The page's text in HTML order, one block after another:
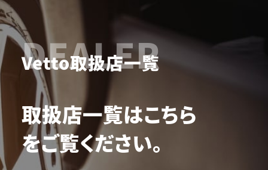
DEALER
Vetto取扱店一覧
取扱店一覧はこちら
をご覧ください。